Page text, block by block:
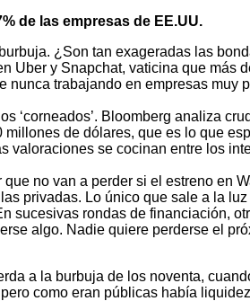
de las empresas de EE.UU.
¿Son tan exageradas las
Uber y Snapchat, vaticina que más
trabajando en empresas muy
‘corneados’. Bloomberg analiza
de dólares, que es lo que
valoraciones se cocinan entre los
no van a perder si el estreno en
privadas. Lo único que sale a la
sucesivas rondas de financiación,
algo. Nadie quiere perderse el
a la burbuja de los noventa,
como eran públicas había